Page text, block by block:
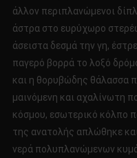
άλλον περιπλανώμενοι
άστρα στο ευρύχωρο
άσειστα δεσμά την γη,
παγερό βορρά το λοξό
και η θορυβώδης θάλασσα
μαινόμενη και αχαλίνωτη
κόσμου, εσωτερικό κόλπο
της ανατολής απλώθηκε
νερά πολυπλανώμενων